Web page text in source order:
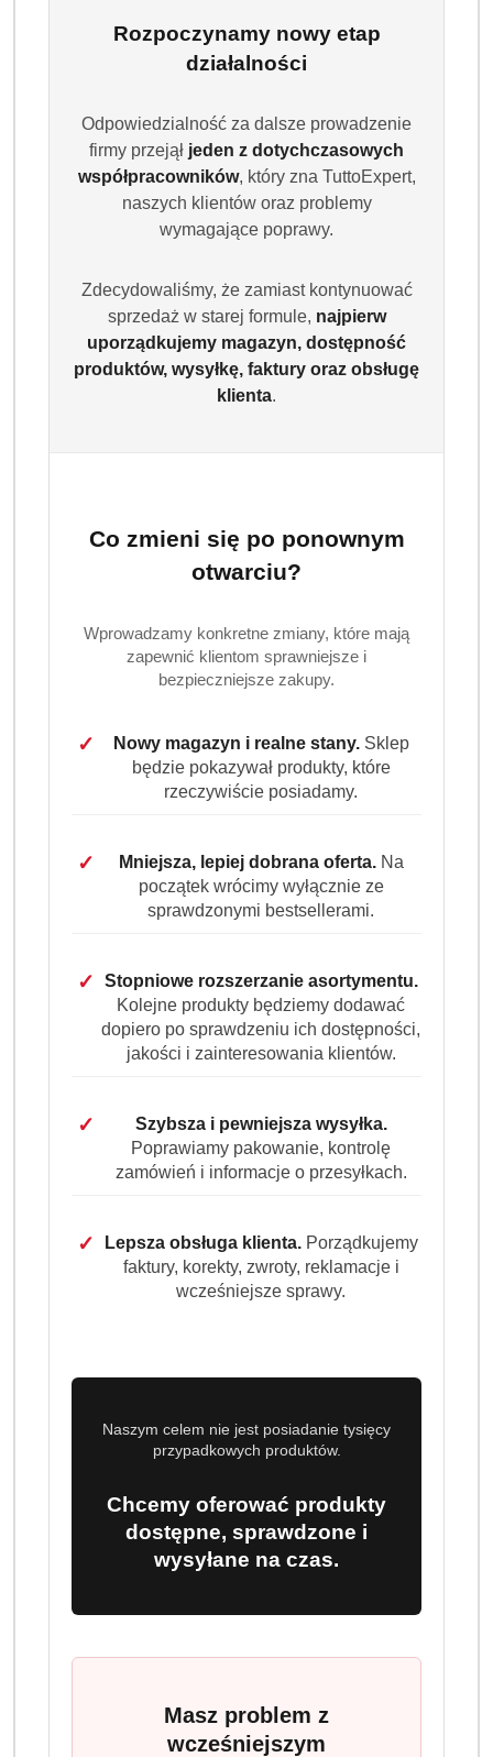
Rozpoczynamy nowy etap
działalności
Odpowiedzialność za dalsze prowadzenie
firmy przejął jeden z dotychczasowych
współpracowników, który zna TuttoExpert,
naszych klientów oraz problemy
wymagające poprawy.
Zdecydowaliśmy, że zamiast kontynuować
sprzedaż w starej formule, najpierw
uporządkujemy magazyn, dostępność
produktów, wysyłkę, faktury oraz obsługę
klienta.
Co zmieni się po ponownym
otwarciu?
Wprowadzamy konkretne zmiany, które mają
zapewnić klientom sprawniejsze i
bezpieczniejsze zakupy.
✓ Nowy magazyn i realne stany.Sklep
będzie pokazywał produkty, które
rzeczywiście posiadamy.
✓ Mniejsza, lepiej dobrana oferta.Na
początek wrócimy wyłącznie ze
sprawdzonymi bestsellerami.
✓
Stopniowe rozszerzanie asortymentu.
Kolejne produkty będziemy dodawać
dopiero po sprawdzeniu ich dostępności,
jakości i zainteresowania klientów.
✓
Szybsza i pewniejsza wysyłka.
Poprawiamy pakowanie, kontrolę
zamówień i informacje o przesyłkach.
✓ Lepsza obsługa klienta.Porządkujemy
faktury, korekty, zwroty, reklamacje i
wcześniejsze sprawy.
Naszym celem nie jest posiadanie tysięcy
przypadkowych produktów.
Chcemy oferować produkty
dostępne, sprawdzone i
wysyłane na czas.
Masz problem z
wcześniejszym